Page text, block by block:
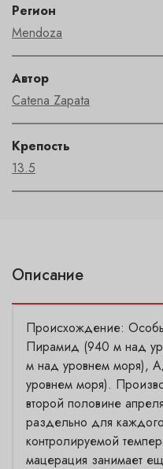
Регион
Mendoza
Автор
Catena Zapata
Крепость
13.5
Описание
Происхождение:
Пирамид (940 м над
м над уровнем моря),
уровнем моря).
второй половине
раздельно для
контролируемой
мацерация занимает